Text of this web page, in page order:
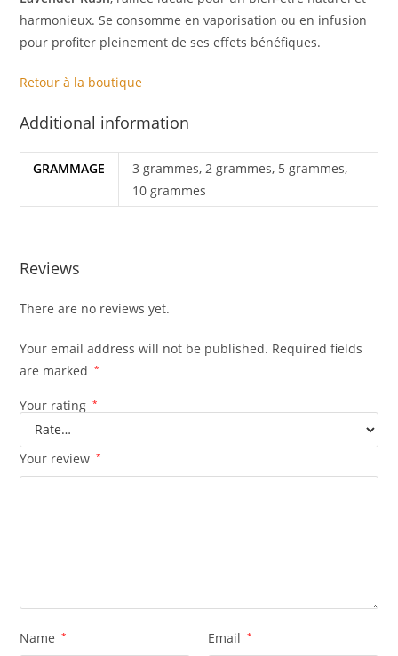
harmonieux. Se consomme en vaporisation ou en infusion
pour profiter pleinement de ses effets bénéfiques.
Retour à la boutique
Additional information
GRAMMAGE
3 grammes, 2 grammes, 5 grammes,
10 grammes
Reviews
There are no reviews yet.
Your email address will not be published. Required fields
are marked
*
Your rating *
Your review *
Name * Email *